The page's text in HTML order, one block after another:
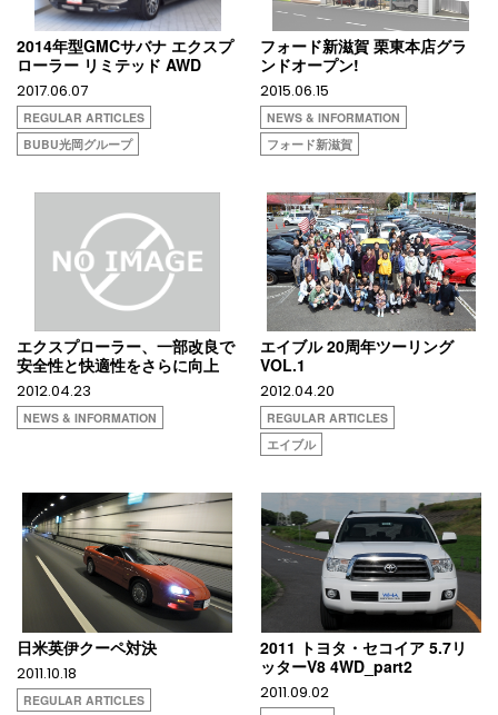
2014年型GMCサバナ エクスプ
ローラー リミテッド AWD
2017.06.07
REGULAR ARTICLES
BUBU光岡グループ
フォード新滋賀 栗東本店グラ
ンドオープン!
2015.06.15
NEWS & INFORMATION
フォード新滋賀
エクスプローラー、一部改良で
安全性と快適性をさらに向上
2012.04.23
NEWS & INFORMATION
エイブル 20周年ツーリング
VOL.1
2012.04.20
REGULAR ARTICLES
エイブル
日米英伊クーペ対決
2011.10.18
REGULAR ARTICLES
2011 トヨタ・セコイア 5.7リ
ッターV8 4WD_part2
2011.09.02